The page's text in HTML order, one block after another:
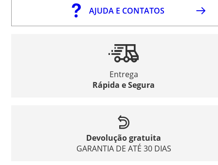
AJUDA E CONTATOS
Entrega
Rápida e Segura
Devolução gratuita
GARANTIA DE ATÉ 30 DIAS